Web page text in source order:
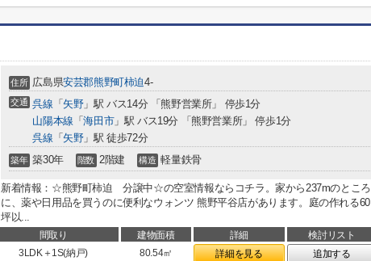
住所 広島県安芸郡熊野町柿迫4-
交通 呉線 「 矢野」駅 バス14分 「熊野営業所」 停歩1分
山陽本線 「海田市」駅 バス19分 「熊野営業所」 停歩1分
呉線 「 矢野」駅 徒歩72分
築年 築30年 階数 2階建 構造 軽量鉄骨
新着情報：☆熊野町柿迫 分譲中☆の空室情報ならコチラ。家から237mのところ
に、薬や日用品を買うのに便利なウォンツ 熊野平谷店があります。庭の作れる60
坪以...
間取り 建物面積 詳細
検討リスト
3LDK＋1S(納戸) 80.54㎡ 詳細を見る 追加する